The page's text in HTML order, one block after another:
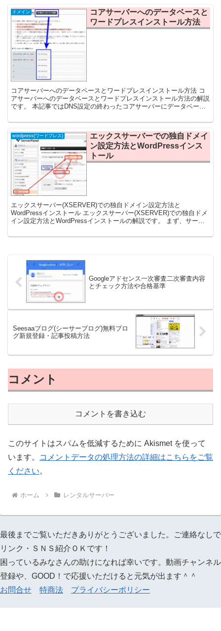
ドメイン
コアサーバーへのデータベースと
ワードプレスインストール方法
コアサーバーへのデータベースとワードプレスインストール方法 コ
アサーバーへのデータベースとワードプレスインストール方法の解説
です。 本記事ではDNS設定の終わったコアサーバーにデータベース
wordpress(ワードプレス)
エックスサーバーでの独自ドメイ
ン設定方法とWordPressインス
トール
エックスサーバー(XSERVER)での独自ドメイン設定方法と
WordPressインストール エックスサーバー(XSERVER)での独自ドメ
イン設定方法とWordPressインストールの解説です。 まず、サーバ
Googleアドセンス一次審査二次審査内容
とチェック方法や合格基準
Seesaaブログ(シーサーブログ)無料ブロ
グ新規登録・記事投稿方法
コメント
コメントを書き込む
このサイトはスパムを低減するために Akismet を使って
います。
コメントデータの処理方法の詳細はこちらをご覧
ください。
ホーム レンタルサーバー
最後までご覧いただきありがとうございました。ご連絡なしで
リンク・ＳＮＳ紹介ＯＫです！
困っているみなさんの助けになれば幸いです。動画チャンネル
登録や、GOOD！で応援いただけると元気が出ます＾＾
お問合せ
特商法 プライバシーポリシー